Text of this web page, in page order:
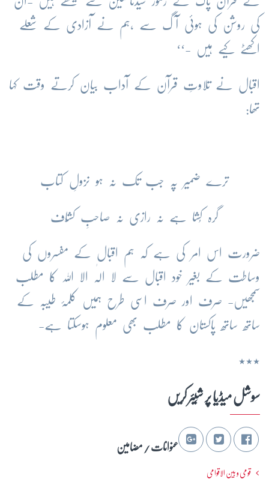
کی روشن کی ہوئی آگ سے ،ہم نے آزادی کے شعلے
اکھٹے کیے ہیں -‘‘
اقبال نے تلاوتِ قرآن کے آداب بیان کرتے وقت کہا
تھا:
ترے ضمیر پہ جب تک نہ ہو نزولِ کتاب
گرہ کُشا ہے نہ رازی نہ صاحبِ کشّاف
ضرورت اس امر کی ہے کہ ہم اقبال کے مفسروں کی
وساطت کے بغیر خود اقبال سے لا الٰہ الا اللہ کا مطلب
سمجھیں- صرف اور صرف اسی طرح ہمیں کلمۂ طیبہ کے
ساتھ ساتھ پاکستان کا مطلب بھی معلوم ہوسکتا ہے-
٭٭٭
سوشل میڈیا پر شِیئر کریں
عنوانات / مضامین
قومی و بین الاقوامی